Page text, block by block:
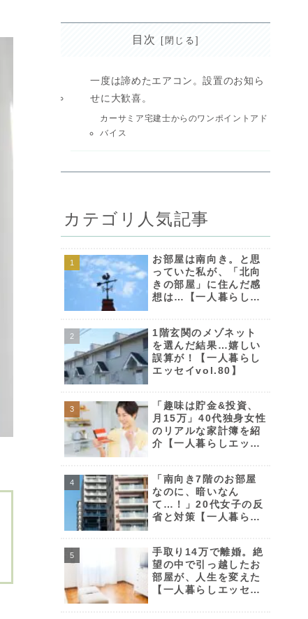
目次
一度は諦めたエアコン。設置のお知ら
せに大歓喜。
カーサミア宅建士からのワンポイントアド
バイス
カテゴリ人気記事
お部屋は南向き。と思
っていた私が、「北向
きの部屋」に住んだ感
想は…【一人暮らしエ
1階玄関のメゾネット
を選んだ結果…嬉しい
誤算が！【一人暮らし
エッセイvol.80】
「趣味は貯金&投資、
月15万」40代独身女性
のリアルな家計簿を紹
介【一人暮らしエッセ
「南向き7階のお部屋
なのに、暗いなん
て…！」20代女子の反
省と対策【一人暮らし
手取り14万で離婚。絶
望の中で引っ越したお
部屋が、人生を変えた
【一人暮らしエッセイ